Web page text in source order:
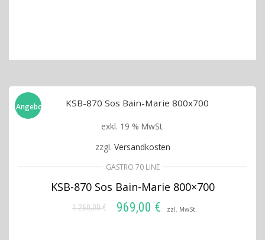
Angebot!
exkl. 19 % MwSt.
zzgl. Versandkosten
GASTRO 70 LINE
KSB-870 Sos Bain-Marie 800×700
1.260,00€
Ursprünglicher
969,00 €
Aktueller
zzl. MwSt.